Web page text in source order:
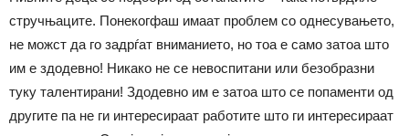
стручњаците. Понекогфаш имаат проблем со однесувањето,
не можст да го задрѓат вниманието, но тоа е само затоа што
им е здодевно! Никако не се невоспитани или безобразни
туку талентирани! Здодевно им е затоа што се попаменти од
другите па не ги интересираат работите што ги интересираат